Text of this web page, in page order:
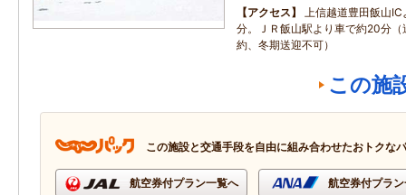
アクセス
上信越道豊田飯山
分。ＪＲ飯山駅より車で約20分（
約、冬期送迎不可）
この施
この施設と交通手段を自由に組み合わせたおトクな
航空券付プラン一覧へ 航空券付プラ